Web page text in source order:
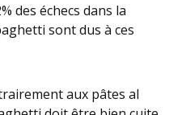
des échecs dans la
sont dus à ces
aux pâtes al